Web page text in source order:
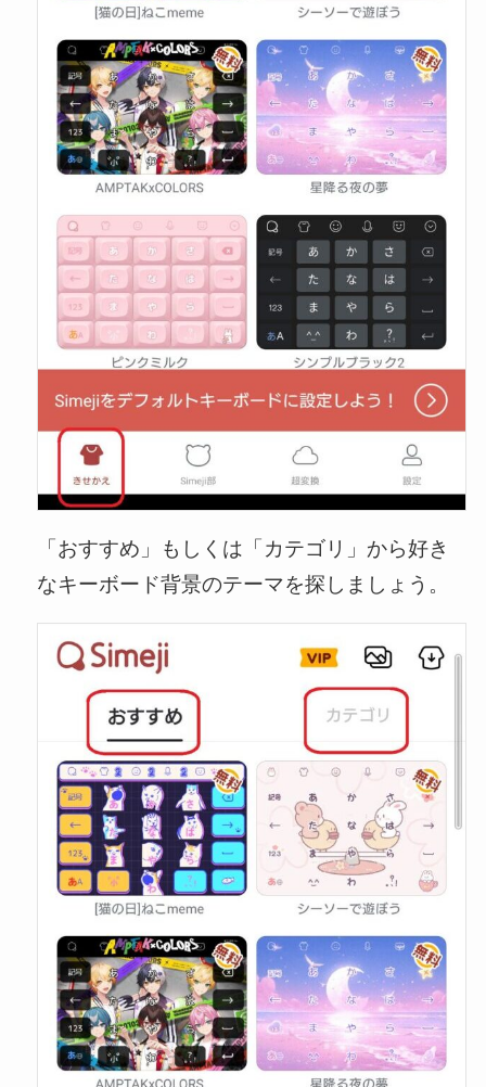
「おすすめ」もしくは「カテゴリ」から好き
なキーボード背景のテーマを探しましょう。